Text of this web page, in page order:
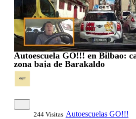
Autoescuela GO!!! en Bilbao:
zona baja de Barakaldo
244 Visitas Autoescuelas GO!!!